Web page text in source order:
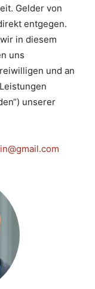
Gelder von
entgegen.
in diesem
uns
und an
unserer